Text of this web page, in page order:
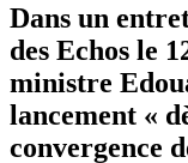
Dans un
des Echos le
ministre
lancement «
convergence